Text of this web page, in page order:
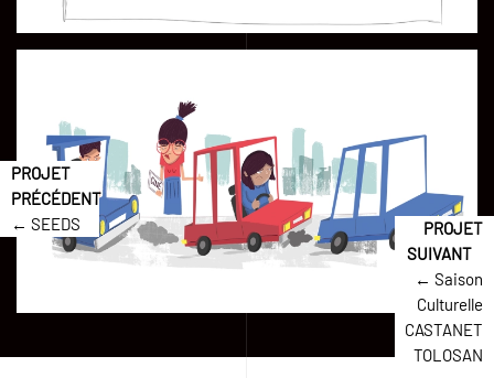
← SEEDS
← Saison
Culturelle
CASTANET
TOLOSAN